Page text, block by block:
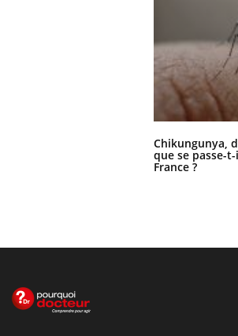
Chikungunya,
que se passe-
France ?